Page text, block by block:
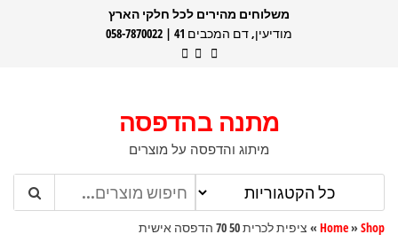
משלוחים מהירים לכל חלקי הארץ
מודיעין, דם המכבים 41 | 058-7870022
מתנה בהדפסה
מיתוג והדפסה על מוצרים
Home» Shop
» ציפית לכרית 50 70 הדפסה אישית